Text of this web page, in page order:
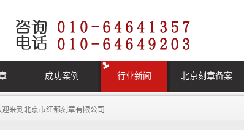
成功案例 行业新闻 北京刻章备案
迎来到 北京市红都刻章有限公司